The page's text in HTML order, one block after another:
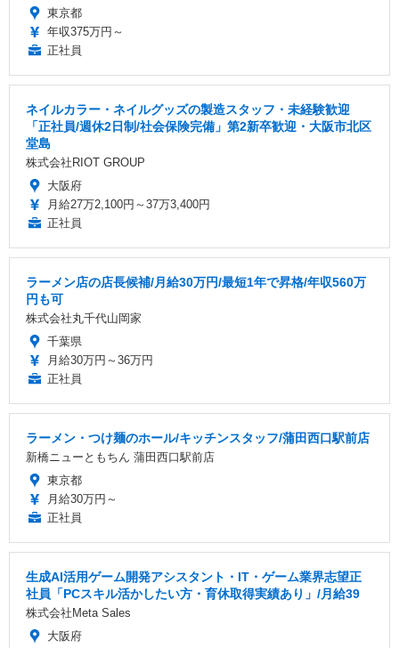
東京都
年収375万円～
正社員
ネイルカラー・ネイルグッズの製造スタッフ・未経験歓迎
「正社員/週休2日制/社会保険完備」第2新卒歓迎・大阪市北区
堂島
株式会社RIOT GROUP
大阪府
月給27万2,100円～37万3,400円
正社員
ラーメン店の店長候補/月給30万円/最短1年で昇格/年収560万
円も可
株式会社丸千代山岡家
千葉県
月給30万円～36万円
正社員
ラーメン・つけ麺のホール/キッチンスタッフ/蒲田西口駅前店
新橋ニューともちん 蒲田西口駅前店
東京都
月給30万円～
正社員
生成AI活用ゲーム開発アシスタント・IT・ゲーム業界志望正
社員「PCスキル活かしたい方・育休取得実績あり」/月給39
株式会社Meta Sales
大阪府